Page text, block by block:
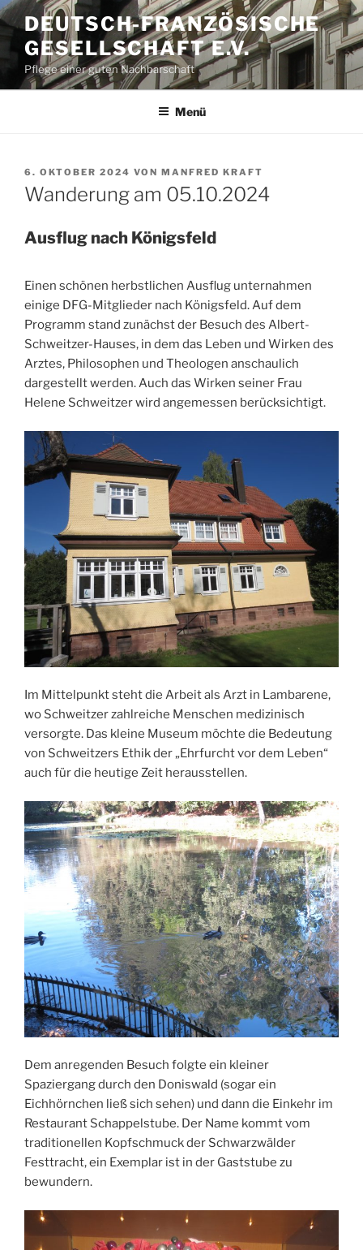
Zum
Inhalt
springen
DEUTSCH-FRANZÖSISCHE
GESELLSCHAFT E.V.
Pflege einer guten Nachbarschaft
Menü
VERÖFFENTLICHT
AM
6. OKTOBER 2024 VON MANFRED KRAFT
Wanderung am 05.10.2024
Ausflug nach Königsfeld
Einen schönen herbstlichen Ausflug unternahmen
einige DFG-Mitglieder nach Königsfeld. Auf dem
Programm stand zunächst der Besuch des Albert-
Schweitzer-Hauses, in dem das Leben und Wirken des
Arztes, Philosophen und Theologen anschaulich
dargestellt werden. Auch das Wirken seiner Frau
Helene Schweitzer wird angemessen berücksichtigt.
Im Mittelpunkt steht die Arbeit als Arzt in Lambarene,
wo Schweitzer zahlreiche Menschen medizinisch
versorgte. Das kleine Museum möchte die Bedeutung
von Schweitzers Ethik der „Ehrfurcht vor dem Leben“
auch für die heutige Zeit herausstellen.
Dem anregenden Besuch folgte ein kleiner
Spaziergang durch den Doniswald (sogar ein
Eichhörnchen ließ sich sehen) und dann die Einkehr im
Restaurant Schappelstube. Der Name kommt vom
traditionellen Kopfschmuck der Schwarzwälder
Festtracht, ein Exemplar ist in der Gaststube zu
bewundern.